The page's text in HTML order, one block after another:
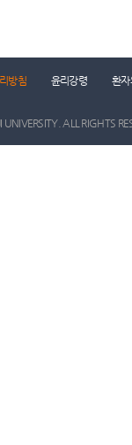
방침 윤리강령
환자
ALL RIGHTS